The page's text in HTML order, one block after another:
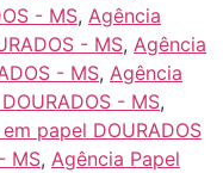
- MS, Agência
- MS, Agência
- MS, Agência
- MS,
papel DOURADOS
MS, Agência Papel